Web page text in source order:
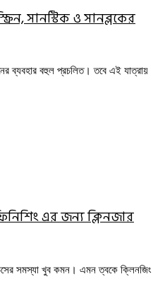
সানস্টিক ও সানব্লকের
ব্যবহার বহুল প্রচলিত। তবে এই যাত্রায়
এর জন্য ক্লিনজার
সমস্যা খুব কমন। এমন ত্বকে ক্লিনজিং